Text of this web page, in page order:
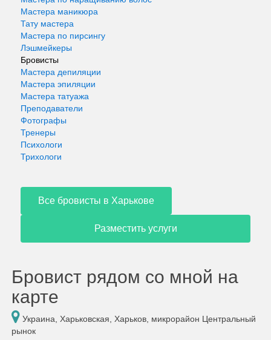
Мастера маникюра
Тату мастера
Мастера по пирсингу
Лэшмейкеры
Бровисты
Мастера депиляции
Мастера эпиляции
Мастера татуажа
Преподаватели
Фотографы
Тренеры
Психологи
Трихологи
Все бровисты в Харькове
Разместить услуги
Бровист рядом со мной на
карте
Украина, Харьковская, Харьков, микрорайон Центральный
рынок